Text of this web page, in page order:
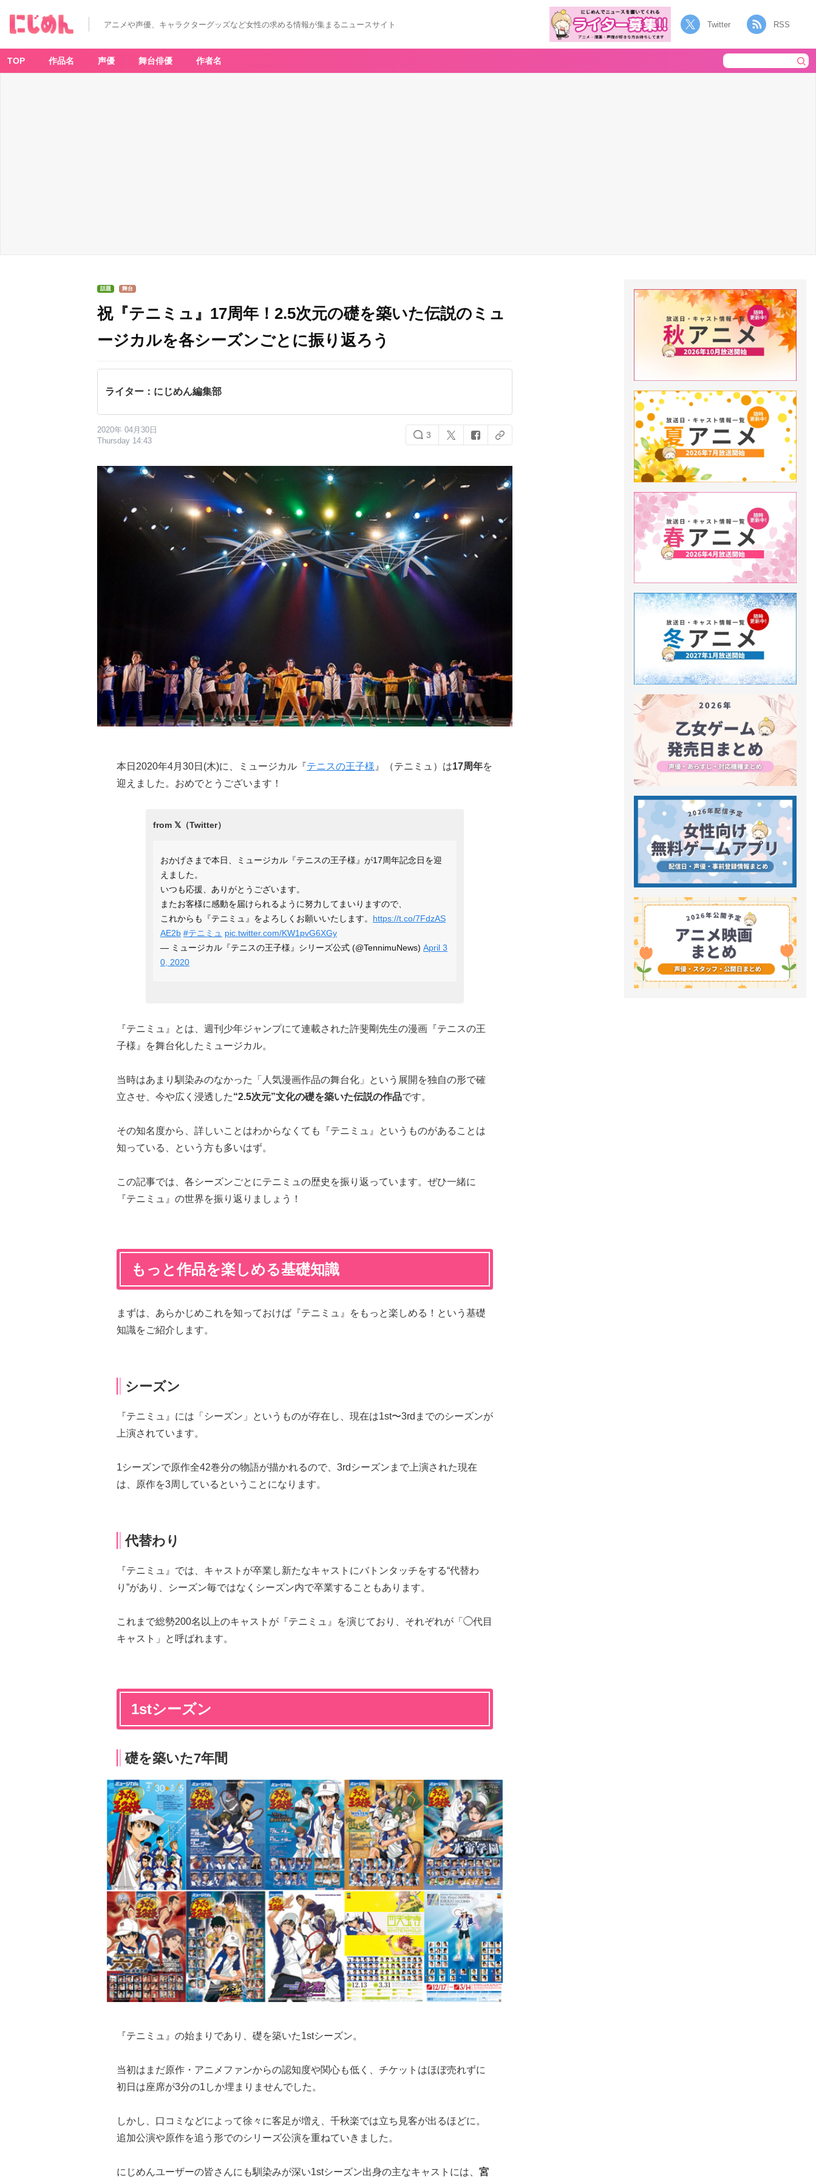
アニメや声優、キャラクターグッズなど女性の求める情報が集まるニュースサイト Twitter RSS
TOP 作品名 声優 舞台俳優 作者名
話題 舞台
祝『テニミュ』17周年！2.5次元の礎を築いた伝説のミュ
ージカルを各シーズンごとに振り返ろう
ライター：にじめん編集部
2020年 04月30日
Thursday 14:43
3
本日2020年4月30日(木)に、ミュージカル『テニスの王子様 』（テニミュ）は17周年を
迎えました。おめでとうございます！
おかげさまで本日、ミュージカル『テニスの王子様』が17周年記念日を迎
えました。
いつも応援、ありがとうございます。
またお客様に感動を届けられるように努力してまいりますので、
これからも『テニミュ』をよろしくお願いいたします。 https://t.co/7FdzAS
AE2b #テニミュ pic.twitter.com/KW1pvG6XGy
— ミュージカル『テニスの王子様』シリーズ公式 (@TennimuNews) April 3
0, 2020
『テニミュ』とは、週刊少年ジャンプにて連載された許斐剛先生の漫画『テニスの王
子様』を舞台化したミュージカル。
当時はあまり馴染みのなかった「人気漫画作品の舞台化」という展開を独自の形で確
立させ、今や広く浸透した“2.5次元”文化の礎を築いた伝説の作品です。
その知名度から、詳しいことはわからなくても『テニミュ』というものがあることは
知っている、という方も多いはず。
この記事では、各シーズンごとにテニミュの歴史を振り返っています。ぜひ一緒に
『テニミュ』の世界を振り返りましょう！
もっと作品を楽しめる基礎知識
まずは、あらかじめこれを知っておけば『テニミュ』をもっと楽しめる！という基礎
知識をご紹介します。
シーズン
『テニミュ』には「シーズン」というものが存在し、現在は1st〜3rdまでのシーズンが
上演されています。
1シーズンで原作全42巻分の物語が描かれるので、3rdシーズンまで上演された現在
は、原作を3周しているということになります。
代替わり
『テニミュ』では、キャストが卒業し新たなキャストにバトンタッチをする“代替わ
り”があり、シーズン毎ではなくシーズン内で卒業することもあります。
これまで総勢200名以上のキャストが『テニミュ』を演じており、それぞれが「◯代目
キャスト」と呼ばれます。
1stシーズン
礎を築いた7年間
『テニミュ』の始まりであり、礎を築いた1stシーズン。
当初はまだ原作・アニメファンからの認知度や関心も低く、チケットはほぼ売れずに
初日は座席が3分の1しか埋まりませんでした。
しかし、口コミなどによって徐々に客足が増え、千秋楽では立ち見客が出るほどに。
追加公演や原作を追う形でのシリーズ公演を重ねていきました。
にじめんユーザーの皆さんにも馴染みが深い1stシーズン出身の主なキャストには、 宮